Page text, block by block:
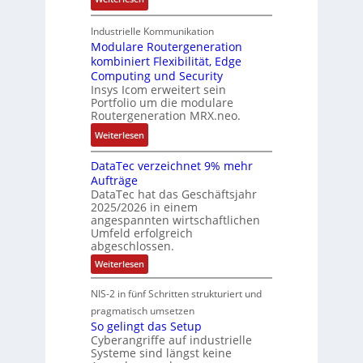
S
t
ö
r
a
n
f
ä
l
l
i
k
e
i
t
r
M
a
s
c
h
i
n
e
2
0
2
6
E
u
r
o
p
e
a
E
t
h
e
r
c
P
l
u
t
e
F
e
h
l
e
r
s
t
r
t
e
g
i
e
f
ü
r
D
I
N
A
r
m
-
b
a
s
i
e
r
t
I
n
d
u
t
r
i
c
o
Industrielle Kommunikation
Modulare Routergeneration
kombiniert Flexibilität, Edge
Computing und Security
Insys Icom erweitert sein
Portfolio um die modulare
Routergeneration MRX.neo.
Weiterlesen:
M
o
u
l
a
r
e
R
o
e
r
DataTec verzeichnet 9% mehr
Aufträge
DataTec hat das Geschäftsjahr
2025/2026 in einem
angespannten wirtschaftlichen
Umfeld erfolgreich
abgeschlossen.
Weiterlesen:
D
t
a
e
c
v
NIS-2 in fünf Schritten strukturiert und
pragmatisch umsetzen
So gelingt das Setup
Cyberangriffe auf industrielle
Systeme sind längst keine